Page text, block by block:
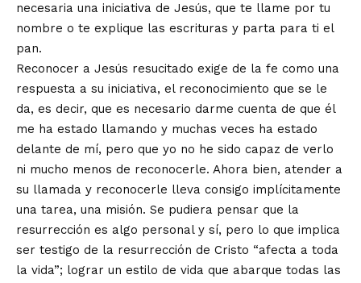
necesaria una iniciativa de Jesús, que te llame por tu
nombre o te explique las escrituras y parta para ti el
pan.
Reconocer a Jesús resucitado exige de la fe como una
respuesta a su iniciativa, el reconocimiento que se le
da, es decir, que es necesario darme cuenta de que él
me ha estado llamando y muchas veces ha estado
delante de mí, pero que yo no he sido capaz de verlo
ni mucho menos de reconocerle. Ahora bien, atender a
su llamada y reconocerle lleva consigo implícitamente
una tarea, una misión. Se pudiera pensar que la
resurrección es algo personal y sí, pero lo que implica
ser testigo de la resurrección de Cristo “afecta a toda
la vida”; lograr un estilo de vida que abarque todas las